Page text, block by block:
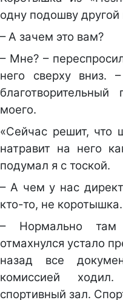
одну подошву
– А зачем это вам?
– Мне? –
него сверху вниз.
моего.
«Сейчас решит, что
натравит на него
подумал я с тоской.
– А чем у нас
кто-то, не коротышка.
– Нормально
отмахнулся устало
назад все
комиссией
спортивный зал.